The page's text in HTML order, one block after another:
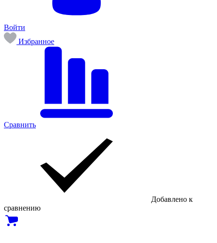
Войти
Избранное
Сравнить
Добавлено к
сравнению